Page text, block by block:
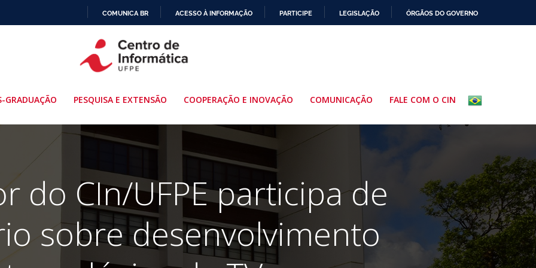
PARA
O
COMUNICA BR ACESSO À INFORMAÇÃO PARTICIPE LEGISLAÇÃO ÓRGÃOS DO GOVERNO
GRADUAÇÃO PESQUISA E EXTENSÃO COOPERAÇÃO E INOVAÇÃO COMUNICAÇÃO FALE COM O CIN
do CIn/UFPE participa de
sobre desenvolvimento